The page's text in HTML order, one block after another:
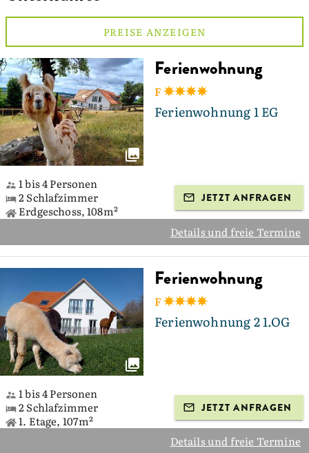
PREISE ANZEIGEN
Ferienwohnung
F
Ferienwohnung 1 EG
1 bis 4 Personen
2 Schlafzimmer
Erdgeschoss, 108m²
JETZT ANFRAGEN
Details und freie Termine
Ferienwohnung
F
Ferienwohnung 2 1.OG
1 bis 4 Personen
2 Schlafzimmer
1. Etage, 107m²
JETZT ANFRAGEN
Details und freie Termine